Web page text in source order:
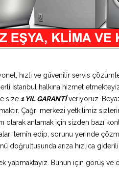
hızlı ve güvenilir servis
İstanbul halkına hizmet
size 1 YIL GARANTİveriyoruz. Beyaz
Çağrı merkezi yetkilimiz
anlamak için sizden bazı
temin edip, sorunu yerinde
doğrultusunda arıza hızlıca
yapmaktayız. Bunun için görüş ve